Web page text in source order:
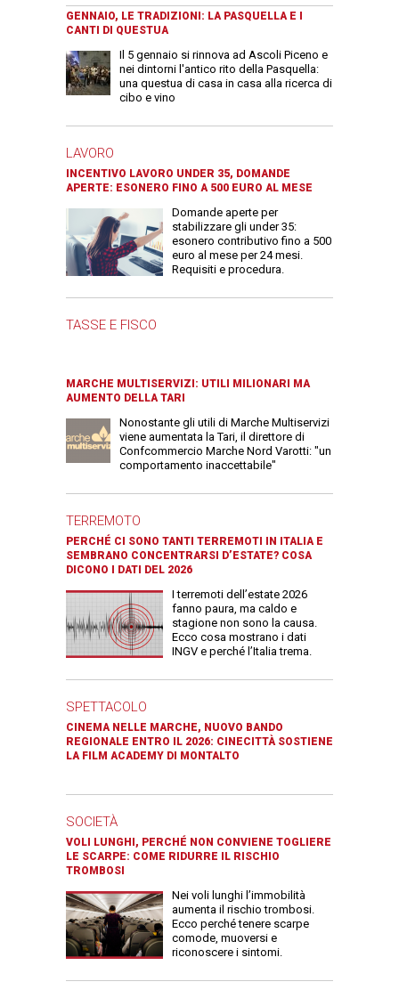
GENNAIO, LE TRADIZIONI: LA PASQUELLA E I
CANTI DI QUESTUA
Il 5 gennaio si rinnova ad Ascoli Piceno e
nei dintorni l'antico rito della Pasquella:
una questua di casa in casa alla ricerca di
cibo e vino
LAVORO
INCENTIVO LAVORO UNDER 35, DOMANDE
APERTE: ESONERO FINO A 500 EURO AL MESE
Domande aperte per
stabilizzare gli under 35:
esonero contributivo fino a 500
euro al mese per 24 mesi.
Requisiti e procedura.
TASSE E FISCO
MARCHE MULTISERVIZI: UTILI MILIONARI MA
AUMENTO DELLA TARI
Nonostante gli utili di Marche Multiservizi
viene aumentata la Tari, il direttore di
Confcommercio Marche Nord Varotti: "un
comportamento inaccettabile"
TERREMOTO
PERCHÉ CI SONO TANTI TERREMOTI IN ITALIA E
SEMBRANO CONCENTRARSI D’ESTATE? COSA
DICONO I DATI DEL 2026
I terremoti dell’estate 2026
fanno paura, ma caldo e
stagione non sono la causa.
Ecco cosa mostrano i dati
INGV e perché l’Italia trema.
SPETTACOLO
CINEMA NELLE MARCHE, NUOVO BANDO
REGIONALE ENTRO IL 2026: CINECITTÀ SOSTIENE
LA FILM ACADEMY DI MONTALTO
SOCIETÀ
VOLI LUNGHI, PERCHÉ NON CONVIENE TOGLIERE
LE SCARPE: COME RIDURRE IL RISCHIO
TROMBOSI
Nei voli lunghi l’immobilità
aumenta il rischio trombosi.
Ecco perché tenere scarpe
comode, muoversi e
riconoscere i sintomi.